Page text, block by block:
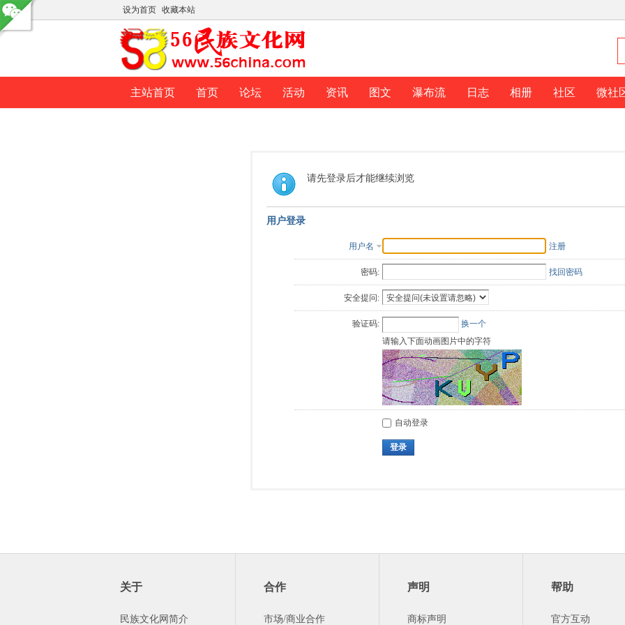
设为首页 收藏本站
主站首页 首页 论坛 活动 资讯 图文 瀑布流 日志 相册 社区 微社
请先登录后才能继续浏览
用户登录
用户名 注册
密码: 找回密码
安全提问:
验证码:
换一个
请输入下面动画图片中的字符
自动登录
登录
关于
民族文化网简介
合作
市场/商业合作
声明
商标声明
帮助
官方互动